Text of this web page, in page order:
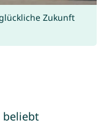
Zukunft
beliebt